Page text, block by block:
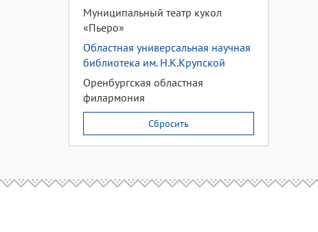
Муниципальный театр кукол
«Пьеро»
Областная универсальная научная
библиотека им. Н.К.Крупской
Оренбургская областная
филармония
Сбросить